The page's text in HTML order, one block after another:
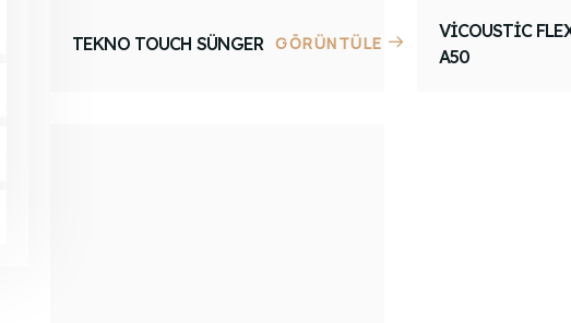
TEKNO TOUCH SÜNGER GÖRÜNTÜLE
VICOUSTIC
A50